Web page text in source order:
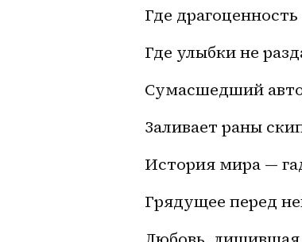
Где
Где улыбки не
Сумасшедший
Заливает раны
История мира —
Грядущее перед